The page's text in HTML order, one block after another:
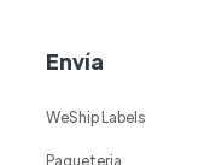
Envía
WeShip Labels
Paqueteria